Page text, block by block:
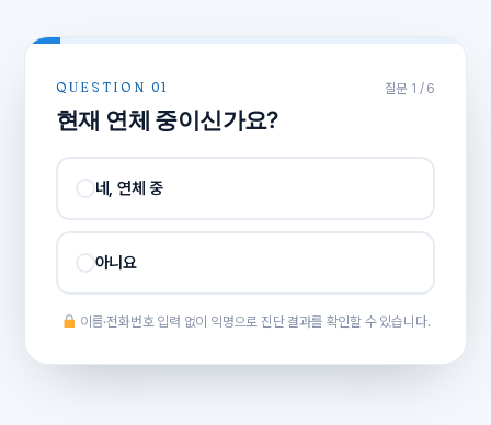
QUESTION 01 질문 1 / 6
현재 연체 중이신가요?
네, 연체 중
아니요
이름·전화번호 입력 없이 익명으로 진단 결과를 확인할 수 있습니다.